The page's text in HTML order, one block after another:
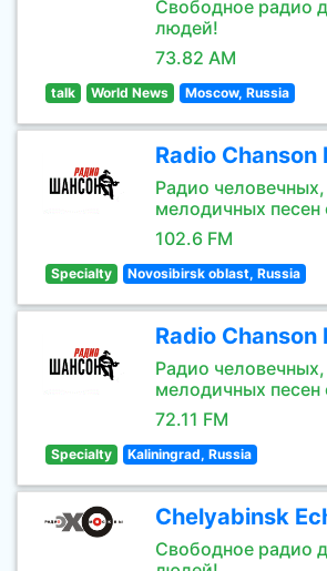
Свободное радио
людей!
73.82 AM
talk World News Moscow, Russia
Radio
Радио
мелодичных песен
102.6 FM
Specialty Novosibirsk oblast, Russia
Radio Chanson
Радио
мелодичных песен
72.11 FM
Specialty Kaliningrad, Russia
Chelyabinsk
Свободное радио